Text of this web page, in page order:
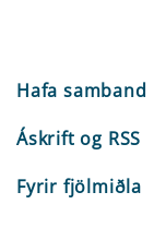
Hafa samband
Áskrift og RSS
Fyrir fjölmiðla